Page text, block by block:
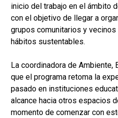
inicio del trabajo en el ámbito
con el objetivo de llegar a
grupos comunitarios y
hábitos sustentables.
La coordinadora de Ambiente,
que el programa retoma la
pasado en instituciones
alcance hacia otros espacios
momento de comenzar con